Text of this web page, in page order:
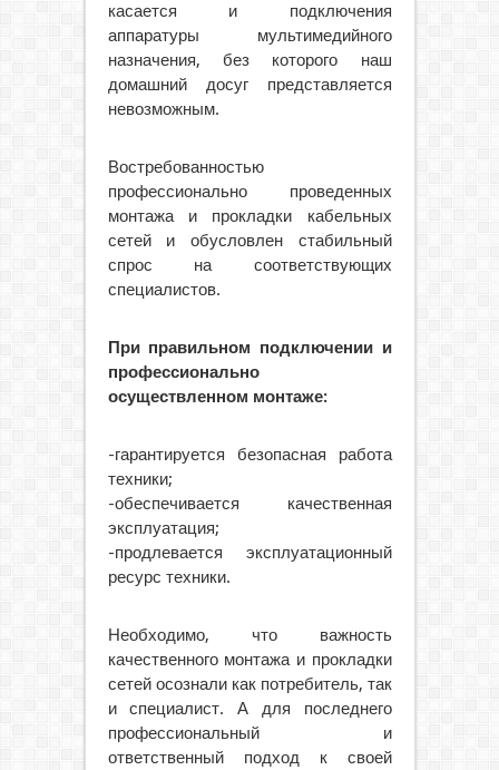
касается и подключения
аппаратуры мультимедийного
назначения, без которого наш
домашний досуг представляется
невозможным.
Востребованностью
профессионально проведенных
монтажа и прокладки кабельных
сетей и обусловлен стабильный
спрос на соответствующих
специалистов.
При правильном подключении и
профессионально
осуществленном монтаже:
-гарантируется безопасная работа
техники;
-обеспечивается качественная
эксплуатация;
-продлевается эксплуатационный
ресурс техники.
Необходимо, что важность
качественного монтажа и прокладки
сетей осознали как потребитель, так
и специалист. А для последнего
профессиональный и
ответственный подход к своей